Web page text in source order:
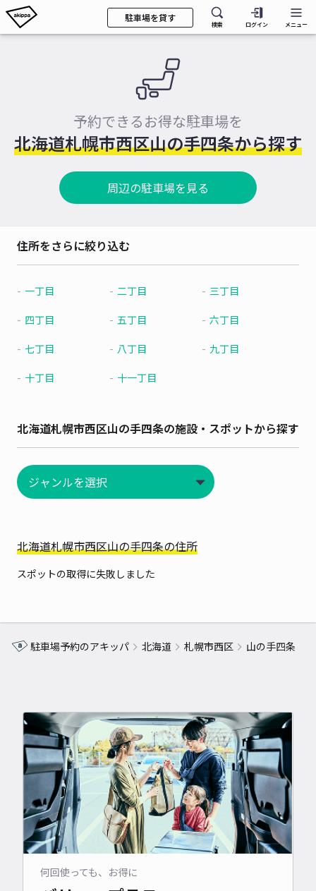
駐車場を貸す
検索 ログイン メニュー
予約できるお得な駐車場を
北海道札幌市西区山の手四条から探す
周辺の駐車場を見る
住所をさらに絞り込む
一丁目 二丁目 三丁目
四丁目 五丁目 六丁目
七丁目 八丁目 九丁目
十丁目 十一丁目
北海道札幌市西区山の手四条の施設・スポットから探す
北海道札幌市西区山の手四条の住所
スポットの取得に失敗しました
駐車場予約のアキッパ 北海道 札幌市西区 山の手四条
何回使っても、お得に